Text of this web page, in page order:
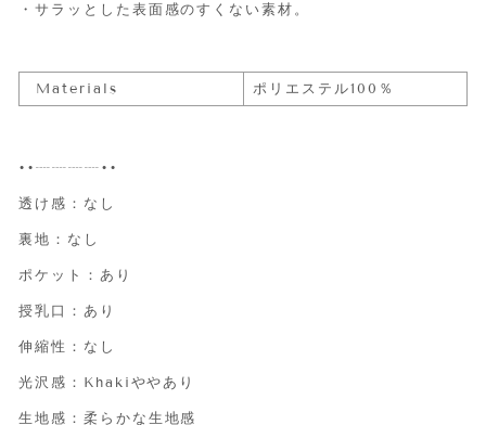
・サラッとした表面感のすくない素材。
Materials ポリエステル100％
••┈┈┈┈••
透け感：なし
裏地：なし
ポケット：あり
授乳口：あり
伸縮性：なし
光沢感：Khakiややあり
生地感：柔らかな生地感